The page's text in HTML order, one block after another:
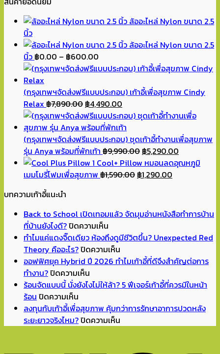
ล้ออะไหล่ Nylon ขนาด 2.5
นิ้ว
ล้ออะไหล่ Nylon ขนาด 2.5
นิ้ว ฿0.00 – ฿600.00
range:
through
฿600.00
(กรุงเทพฯจัดส่งฟรีแบบประกอบ) เก้าอี้เพื่อสุขภาพ Cindy
Relax ฿7,890.00 Original
price
was:
฿7,890.00.
฿4,490.00
price
is:
฿4,490.00.
(กรุงเทพฯจัดส่งฟรีแบบประกอบ) ชุดเก้าอี้ทำงานเพื่อสุขภาพ
รุ่น Anya พร้อมที่พักเท้า ฿9,990.00 Original
price
was:
฿5,290.00
price
Cool+ Pillow หมอนลดอุณหภูมิ
เมมโมรี่โฟมเพื่อสุขภาพ ฿1,590.00 Original
฿1,590.00.
฿1,290.00
฿1,290.00.
บทความเก้าอี้แนะนำ
Back to School เปิดเทอมแล้ว จัดมุมอ่านหนังสือทำการบ้าน
ที่บ้านยังไงดี?ปิดความเห็น
Back
to
School
เทอม
จัด
มุม
ทำไมแค่แดงจิ๊ดเดียว ห้องถึงดูมีชีวิตขึ้น? Unexpected Red
Theory คืออะไร?ปิดความเห็น
ทำไม
แดง
เดียว
ออฟฟิศยุค Hybrid ปี 2026 ทำไมเก้าอี้ที่ดีจึงสำคัญต่อการ
ทำงาน?ปิดความเห็น
ออฟฟิศ
Hybrid
ปี
ร้อนจัดแบบนี้ นั่งยังไงไม่ให้ล้า? 5 ฟีเจอร์เก้าอี้ที่ควรมีในหน้า
ร้อน ปิดความเห็น
ร้อน
จัด
ลงทุนกับเก้าอี้เพื่อสุขภาพ คุ้มกว่าการรักษาอาการปวดหลัง
ระยะยาวจริงไหม?ปิดความเห็น